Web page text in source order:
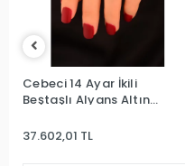
Cebeci 14 Ayar İkili
Beştaşlı Alyans Altın
37.602,01 TL